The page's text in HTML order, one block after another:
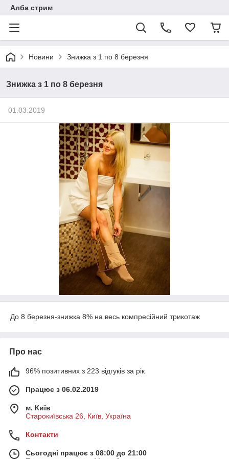
Алба стрим
Новини Знижка з 1 по 8 березня
Знижка з 1 по 8 березня
01.03.2019
До 8 березня-знижка 8% на весь компресійний трикотаж
Про нас
96% позитивних з 223 відгуків за рік
Працює з 06.02.2019
м. Київ
Старокиївська 26, Київ, Україна
Контакти
Сьогодні працює з 08:00 до 21:00